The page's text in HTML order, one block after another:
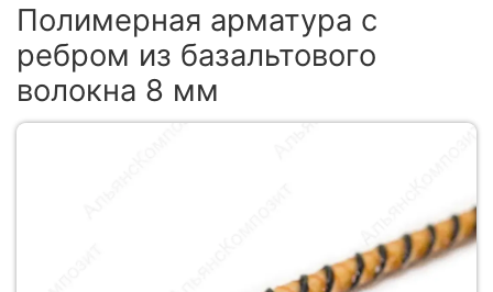
Полимерная арматура c
ребром из базальтового
волокна 8 мм